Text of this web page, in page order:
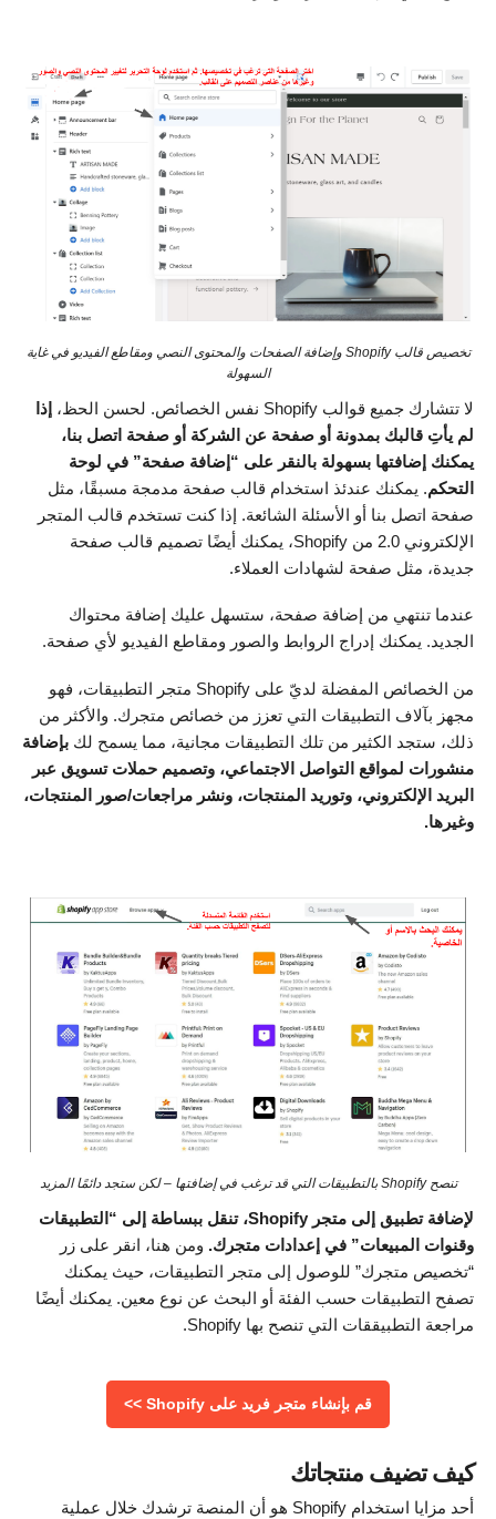
تخصيص قالب Shopify وإضافة الصفحات والمحتوى النصي ومقاطع الفيديو في غاية
السهولة
لا تتشارك جميع قوالب Shopify نفس الخصائص. لحسن الحظ،
إذا
لم يأتِ قالبك بمدونة أو صفحة عن الشركة أو صفحة اتصل بنا،
يمكنك إضافتها بسهولة بالنقر على “إضافة صفحة” في لوحة
التحكم. يمكنك عندئذ استخدام قالب صفحة مدمجة مسبقًا، مثل
صفحة اتصل بنا أو الأسئلة الشائعة. إذا كنت تستخدم قالب المتجر
الإلكتروني 2.0 من Shopify، يمكنك أيضًا تصميم قالب صفحة
جديدة، مثل صفحة لشهادات العملاء.
عندما تنتهي من إضافة صفحة، ستسهل عليك إضافة محتواك
الجديد. يمكنك إدراج الروابط والصور ومقاطع الفيديو لأي صفحة.
من الخصائص المفضلة لديّ على Shopify متجر التطبيقات، فهو
مجهز بآلاف التطبيقات التي تعزز من خصائص متجرك. والأكثر من
ذلك، ستجد الكثير من تلك التطبيقات مجانية، مما يسمح لك بإضافة
منشورات لمواقع التواصل الاجتماعي، وتصميم حملات تسويق عبر
البريد الإلكتروني، وتوريد المنتجات، ونشر مراجعات/صور المنتجات،
وغيرها.
تنصح Shopify بالتطبيقات التي قد ترغب في إضافتها – لكن ستجد دائمًا المزيد
لإضافة تطبيق إلى متجر Shopify، تنقل ببساطة إلى “التطبيقات
وقنوات المبيعات” في إعدادات متجرك. ومن هنا، انقر على زر
“تخصيص متجرك” للوصول إلى متجر التطبيقات، حيث يمكنك
تصفح التطبيقات حسب الفئة أو البحث عن نوع معين. يمكنك أيضًا
مراجعة التطبيققات التي تنصح بها Shopify.
قم بإنشاء متجر فريد على Shopify >>
كيف تضيف منتجاتك
أحد مزايا استخدام Shopify هو أن المنصة ترشدك خلال عملية